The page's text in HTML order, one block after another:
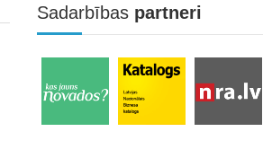
Sadarbības partneri